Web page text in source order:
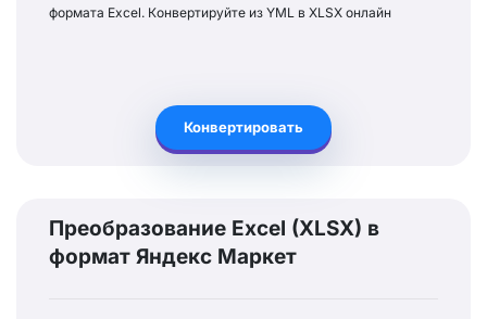
формата Excel. Конвертируйте из YML в XLSX онлайн
Конвертировать
Преобразование Excel (XLSX) в
формат Яндекс Маркет